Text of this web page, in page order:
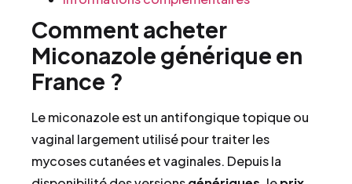
Comment acheter
Miconazole générique en
France ?
Le miconazole est un antifongique topique ou
vaginal largement utilisé pour traiter les
mycoses cutanées et vaginales. Depuis la